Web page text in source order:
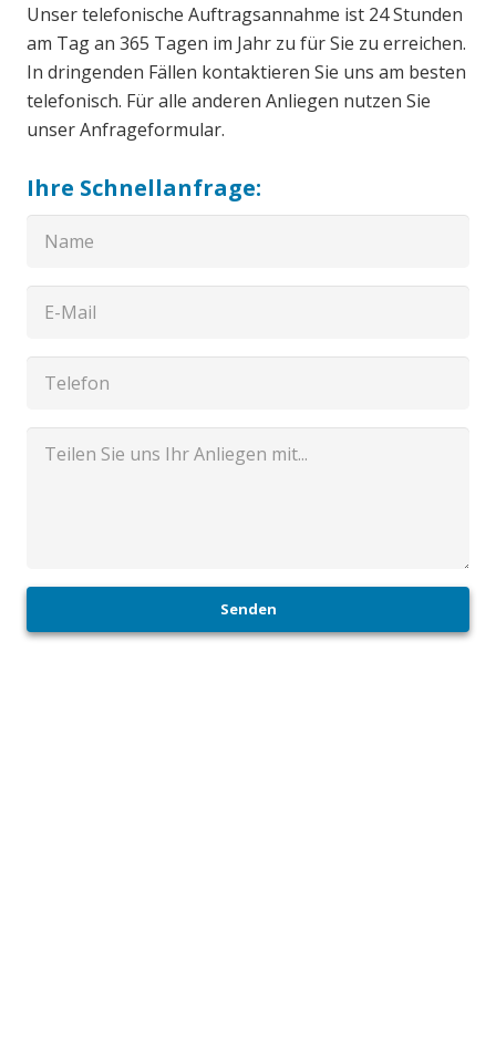
Unser telefonische Auftragsannahme ist 24 Stunden
am Tag an 365 Tagen im Jahr zu für Sie zu erreichen.
In dringenden Fällen kontaktieren Sie uns am besten
telefonisch. Für alle anderen Anliegen nutzen Sie
unser Anfrageformular.
Ihre Schnellanfrage:
Senden